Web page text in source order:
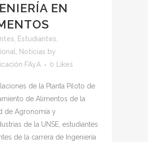
EN
, Estudiantes,
, Noticias by
FAyA
0 Likes
de la Planta Piloto de
de Alimentos de la
de Agronomía y
de la UNSE, estudiantes
de la carrera de Ingeniería